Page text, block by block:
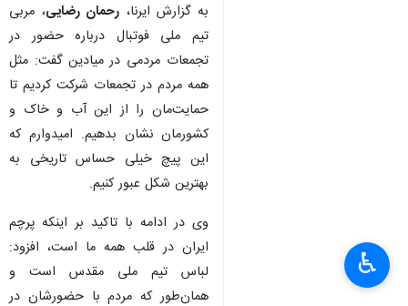
به گزارش ایرنا، رحمان رضایی، مربی
تیم ملی فوتبال درباره حضور در
تجمعات مردمی در میادین گفت: مثل
همه مردم در تجمعات شرکت کردیم تا
حمایت‌مان را از این آب و خاک و
کشورمان نشان بدهیم. امیدوارم که
این پیچ خیلی حساس تاریخی به
بهترین شکل عبور کنیم.
وی در ادامه با تاکید بر اینکه پرچم
ایران در قلب همه ما است، افزود:
لباس تیم ملی مقدس‌ است و
همان‌طور که مردم با حضورشان در
♿︎